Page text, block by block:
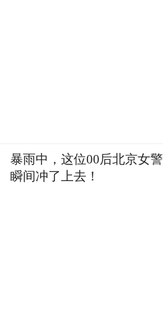
暴雨中，这位00后北京女警
瞬间冲了上去！